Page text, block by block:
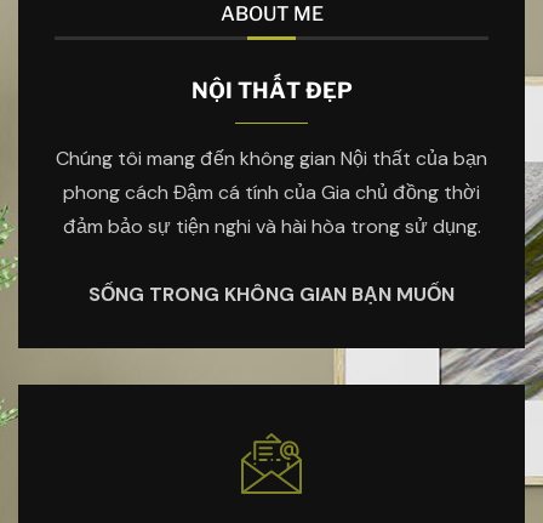
ABOUT ME
NỘI THẤT ĐẸP
Chúng tôi mang đến không gian Nội thất của bạn
phong cách Đậm cá tính của Gia chủ đồng thời
đảm bảo sự tiện nghi và hài hòa trong sử dụng.
SỐNG TRONG KHÔNG GIAN BẠN MUỐN